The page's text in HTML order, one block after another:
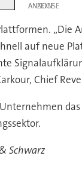
ANZEIGE
„Die
auf neue
Chief
Schwarz